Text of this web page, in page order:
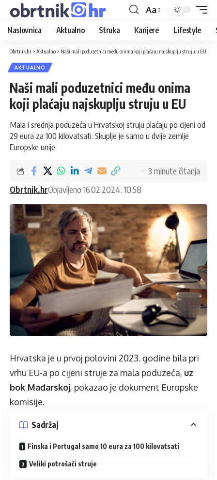
Aa
Naslovnica Aktualno Struka Karijere Lifestyle
Obrtnik.hr > Aktualno > Naši mali poduzetnici među onima koji plaćaju najskuplju struju u EU
AKTUALNO
Naši mali poduzetnici među onima
koji plaćaju najskuplju struju u EU
Mala i srednja poduzeća u Hrvatskoj struju plaćaju po cijeni od
29 eura za 100 kilovatsati. Skuplje je samo u dvije zemlje
Europske unije
Obrtnik.hrObjavljeno 16.02.2024. 10:58
3 minute čitanja
Hrvatska je u prvoj polovini 2023. godine bila pri
vrhu EU-a po cijeni struje za mala poduzeća, uz
bok Mađarskoj, pokazao je dokument Europske
komisije.
Sadržaj
Finska i Portugal samo 10 eura za 100 kilovatsati
Veliki potrošači struje